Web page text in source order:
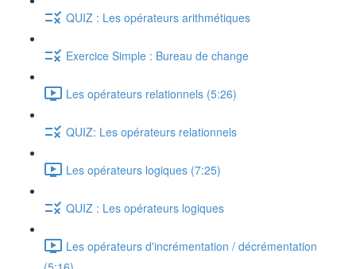
QUIZ : Les opérateurs arithmétiques
Exercice Simple : Bureau de change
Les opérateurs relationnels (5:26)
QUIZ: Les opérateurs relationnels
Les opérateurs logiques (7:25)
QUIZ : Les opérateurs logiques
Les opérateurs d'incrémentation / décrémentation